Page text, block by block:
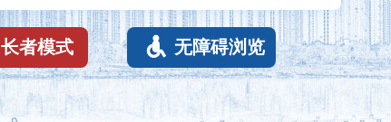
长者模式  无障碍浏览